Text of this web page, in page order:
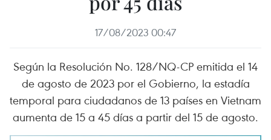
17/08/2023 00:47
Según la Resolución No. 128/NQ-CP emitida el 14
de agosto de 2023 por el Gobierno, la estadía
temporal para ciudadanos de 13 países en Vietnam
aumenta de 15 a 45 días a partir del 15 de agosto.